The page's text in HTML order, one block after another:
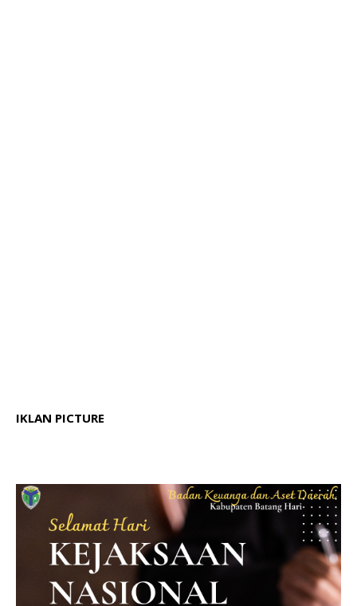
IKLAN PICTURE